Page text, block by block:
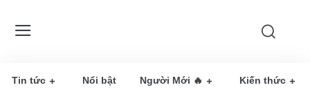
Tin tức Nổi bật Người Mới 🔥 Kiến thức